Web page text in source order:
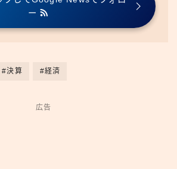
ー
#決算 #経済
広告